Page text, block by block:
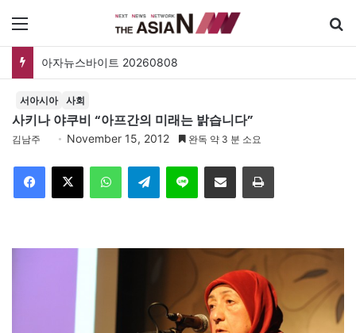
아자뉴스바이트 20260808
서아시아 사회
사키나 야쿠비 “아프간의 미래는 밝습니다”
김남주 November 15, 2012 완독 약 3 분 소요
Telegram 이메일